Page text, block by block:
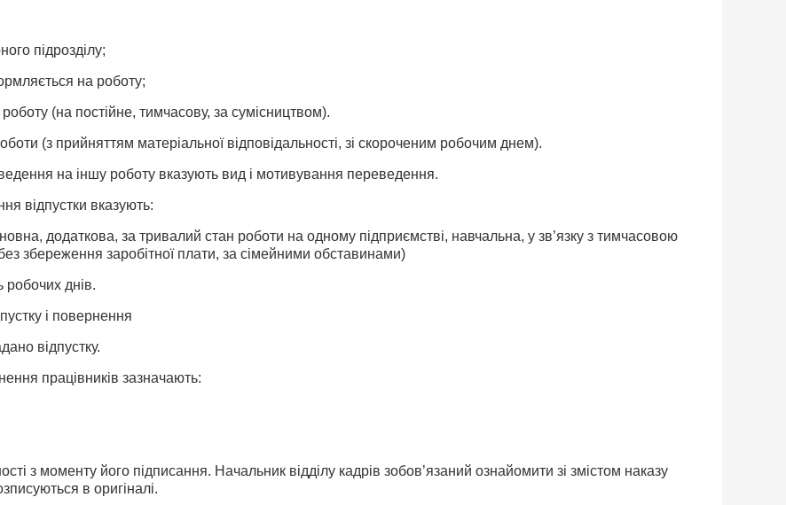
підрозділу;
на роботу;
(на постійне, тимчасову, за сумісництвом).
(з прийняттям матеріальної відповідальності, зі скороченим робочим днем).
на іншу роботу вказують вид і мотивування переведення.
відпустки вказують:
додаткова, за тривалий стан роботи на одному підприємстві, навчальна, у зв’язку з тимчасовою
збереження заробітної плати, за сімейними обставинами)
робочих днів.
і повернення
відпустку.
працівників зазначають:
з моменту його підписання. Начальник відділу кадрів зобов’язаний ознайомити зі змістом наказу
в оригіналі.